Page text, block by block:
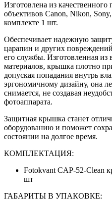
Изготовлена из качественного
объективов Canon, Nikon,
комплекте 1 шт.
Обеспечивает надежную
царапин и других
его службы. Изготовленная из
материалов, крышка плотно
допуская попадания внутрь
эргономичному дизайну, она
снимается, не создавая
фотоаппарата.
Защитная крышка станет
оборудованию и поможет
состоянии на долгое время.
КОМПЛЕКТАЦИЯ:
Fotokvant CAP-52-Clean
шт
ГАБАРИТЫ В УПАКОВКЕ: